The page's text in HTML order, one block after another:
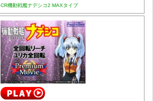
CR機動戦艦ナデシコ2 MAXタイプ